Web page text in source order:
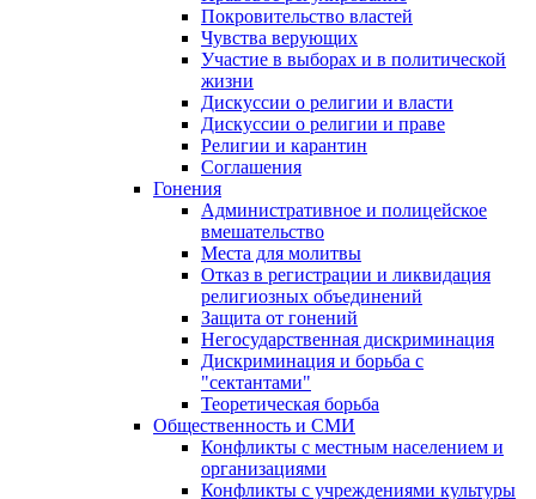
Покровительство властей
Чувства верующих
Участие в выборах и в политической
жизни
Дискуссии о религии и власти
Дискуссии о религии и праве
Религии и карантин
Соглашения
Гонения
Административное и полицейское
вмешательство
Места для молитвы
Отказ в регистрации и ликвидация
религиозных объединений
Защита от гонений
Негосударственная дискриминация
Дискриминация и борьба с
"сектантами"
Теоретическая борьба
Общественность и СМИ
Конфликты с местным населением и
организациями
Конфликты с учреждениями культуры